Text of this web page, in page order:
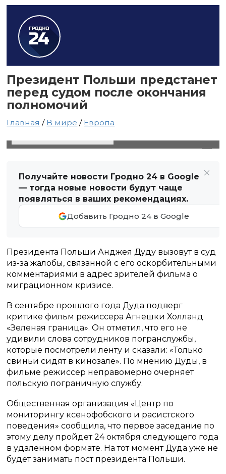
Президент Польши предстанет
перед судом после окончания
полномочий
Главная / В мире / Европа
Получайте новости Гродно 24 в Google
— тогда новые новости будут чаще
появляться в ваших рекомендациях.
Добавить Гродно 24 в Google
Президента Польши Анджея Дуду вызовут в суд
из-за жалобы, связанной с его оскорбительными
комментариями в адрес зрителей фильма о
миграционном кризисе.
В сентябре прошлого года Дуда подверг
критике фильм режиссера Агнешки Холланд
«Зеленая граница». Он отметил, что его не
удивили слова сотрудников погранслужбы,
которые посмотрели ленту и сказали: «Только
свиньи сидят в кинозале». По мнению Дуды, в
фильме режиссер неправомерно очерняет
польскую пограничную службу.
Общественная организация «Центр по
мониторингу ксенофобского и расистского
поведения» сообщила, что первое заседание по
этому делу пройдет 24 октября следующего года
в удаленном формате. На тот момент Дуда уже не
будет занимать пост президента Польши.